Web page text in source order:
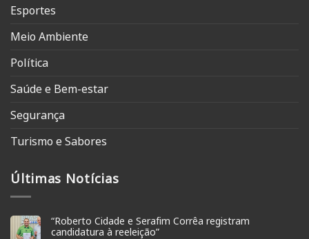
Esportes
Meio Ambiente
Política
Saúde e Bem-estar
Segurança
Turismo e Sabores
Últimas Notícias
“Roberto Cidade e Serafim Corrêa registram
candidatura à reeleição”